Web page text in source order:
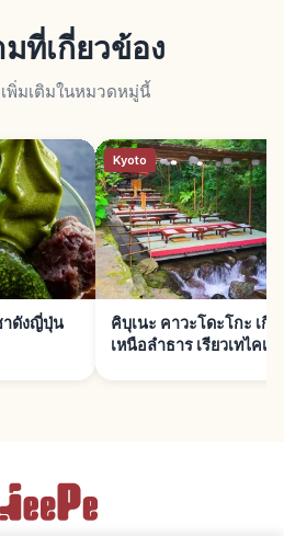
ที่เกี่ยวข้อง
พิ่มเติมในหมวดหมู่นี้
าดังญี่ปุ่น
Kyoto
คิบุเนะ คาวะโดะโกะ เกีย
เหนือลำธาร เรียวเทไคเซ